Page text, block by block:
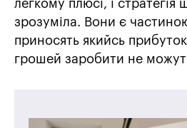
легкому плюсі, і
зрозуміла. Вони є
приносять якийсь
грошей заробити не